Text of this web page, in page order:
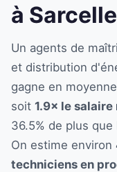
à
Un agents de
et distribution
gagne en
soit 1.9× le salaire
36.5% de plus
On estime environ
techniciens en